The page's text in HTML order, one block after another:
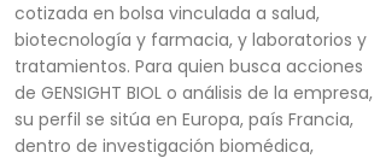
cotizada en bolsa vinculada a salud,
biotecnología y farmacia, y laboratorios y
tratamientos. Para quien busca acciones
de GENSIGHT BIOL o análisis de la empresa,
su perfil se sitúa en Europa, país Francia,
dentro de investigación biomédica,